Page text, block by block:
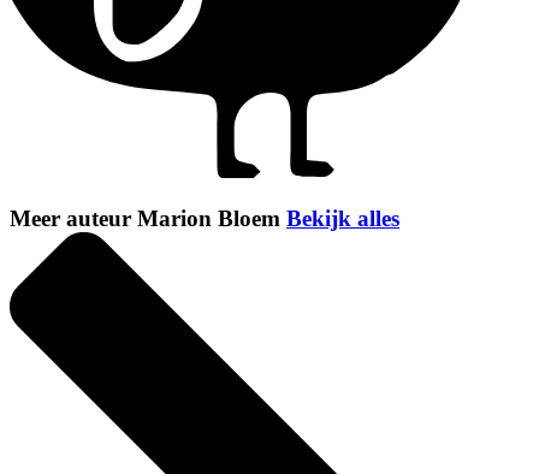
Meer auteur Marion Bloem Bekijk alles